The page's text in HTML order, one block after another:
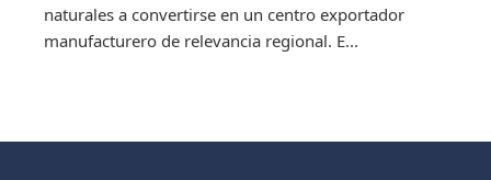
naturales a convertirse en un centro exportador
manufacturero de relevancia regional. E...